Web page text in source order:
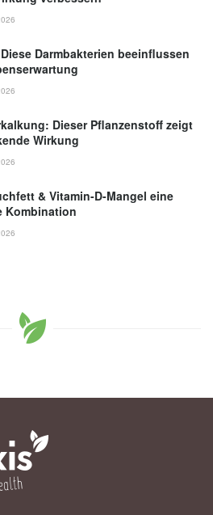
Darmbakterien beeinflussen
Dieser Pflanzenstoff zeigt
Wirkung
& Vitamin-D-Mangel eine
Kombination